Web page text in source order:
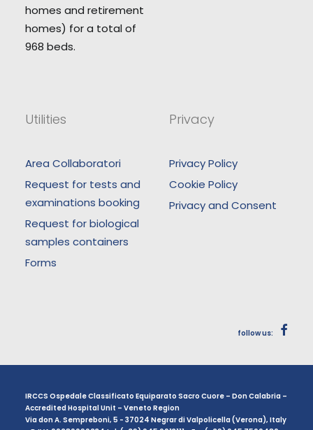
homes and retirement
homes) for a total of
968 beds.
Utilities
Area Collaboratori
Request for tests and
examinations booking
Request for biological
samples containers
Forms
Privacy
Privacy Policy
Cookie Policy
Privacy and Consent
follow us:
IRCCS Ospedale Classificato Equiparato Sacro Cuore – Don Calabria –
Accredited Hospital Unit – Veneto Region
Via don A. Sempreboni, 5 - 37024 Negrar di Valpolicella (Verona), Italy